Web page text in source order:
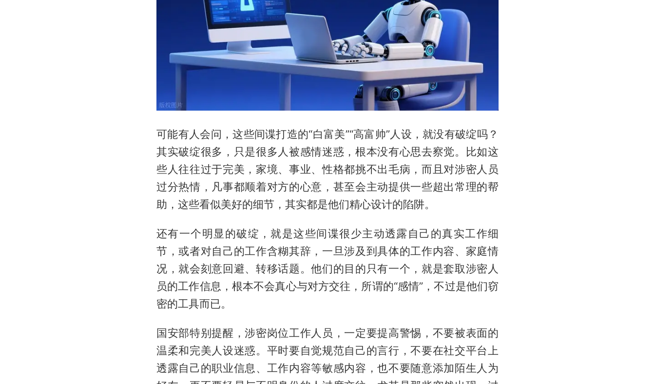
可能有人会问，这些间谍打造的“白富美”“高富帅”人设，就没有破绽吗？
其实破绽很多，只是很多人被感情迷惑，根本没有心思去察觉。比如这
些人往往过于完美，家境、事业、性格都挑不出毛病，而且对涉密人员
过分热情，凡事都顺着对方的心意，甚至会主动提供一些超出常理的帮
助，这些看似美好的细节，其实都是他们精心设计的陷阱。
还有一个明显的破绽，就是这些间谍很少主动透露自己的真实工作细
节，或者对自己的工作含糊其辞，一旦涉及到具体的工作内容、家庭情
况，就会刻意回避、转移话题。他们的目的只有一个，就是套取涉密人
员的工作信息，根本不会真心与对方交往，所谓的“感情”，不过是他们窃
密的工具而已。
国安部特别提醒，涉密岗位工作人员，一定要提高警惕，不要被表面的
温柔和完美人设迷惑。平时要自觉规范自己的言行，不要在社交平台上
透露自己的职业信息、工作内容等敏感内容，也不要随意添加陌生人为